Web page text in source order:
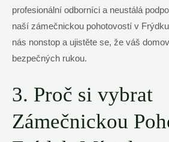
profesionální odborníci a neustálá
naší zámečnickou pohotovostí v
nás nonstop a ujistěte se, že váš
bezpečných rukou.
3. Proč si vybrat
Zámečnickou